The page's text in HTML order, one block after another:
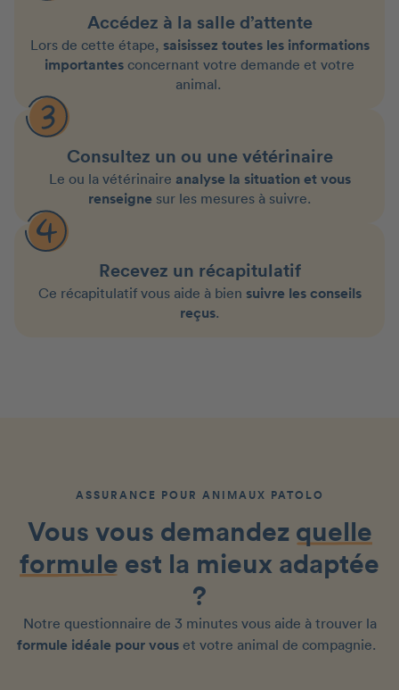
Accédez à la salle d’attente
Lors de cette étape, saisissez toutes les informations
importantes concernant votre demande et votre
animal.
Consultez un ou une vétérinaire
Le ou la vétérinaire analyse la situation et vous
renseigne sur les mesures à suivre.
Recevez un récapitulatif
Ce récapitulatif vous aide à bien suivre les conseils
reçus.
ASSURANCE POUR ANIMAUX PATOLO
Vous vous demandez quelle
formule est la mieux adaptée
?
Notre questionnaire de 3 minutes vous aide à trouver la
formule idéale pour vouset votre animal de compagnie.